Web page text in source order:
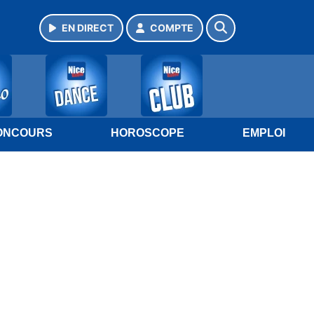
EN DIRECT COMPTE
HOROSCOPE EMPLOI